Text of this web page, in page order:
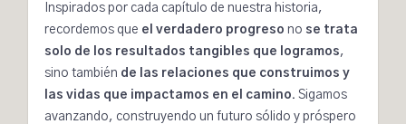
Inspirados por cada capítulo de nuestra historia,
recordemos que el verdadero progreso no se trata
solo de los resultados tangibles que logramos,
sino también de las relaciones que construimos y
las vidas que impactamos en el camino. Sigamos
avanzando, construyendo un futuro sólido y próspero